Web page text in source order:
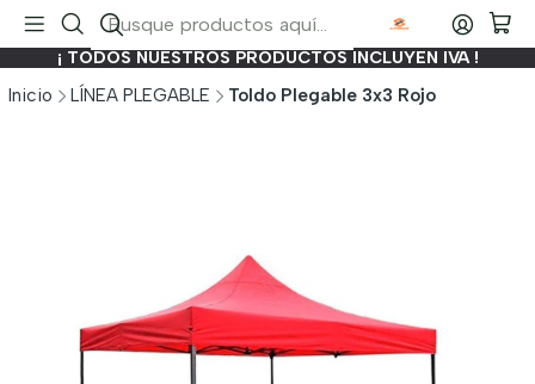
¡ TODOS NUESTROS PRODUCTOS INCLUYEN IVA !
Inicio LÍNEA PLEGABLE Toldo Plegable 3x3 Rojo